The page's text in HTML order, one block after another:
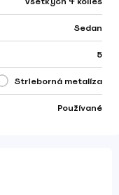
Sedan
5
Strieborná metalíza
Používané